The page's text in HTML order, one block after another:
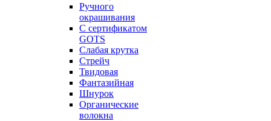
Ручного
окрашивания
С сертификатом
GOTS
Слабая крутка
Стрейч
Твидовая
Фантазийная
Шнурок
Органические
волокна